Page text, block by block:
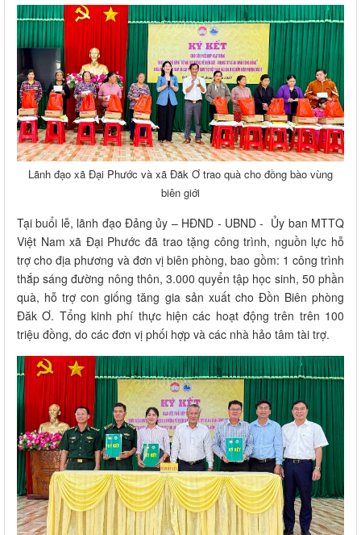
Lãnh đạo xã Đại Phước và xã Đăk Ơ trao quà cho đồng bào vùng
biên giới
Tại buổi lễ, lãnh đạo Đảng ủy – HĐND - UBND - Ủy ban MTTQ
Việt Nam xã Đại Phước đã trao tặng công trình, nguồn lực hỗ
trợ cho địa phương và đơn vị biên phòng, bao gồm: 1 công trình
thắp sáng đường nông thôn, 3.000 quyển tập học sinh, 50 phần
quà, hỗ trợ con giống tăng gia sản xuất cho Đồn Biên phòng
Đăk Ơ. Tổng kinh phí thực hiện các hoạt động trên trên 100
triệu đồng, do các đơn vị phối hợp và các nhà hảo tâm tài trợ.